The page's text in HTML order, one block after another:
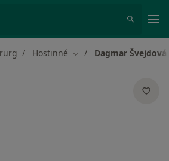
Hostinné Změna města
Dagmar Švejdová